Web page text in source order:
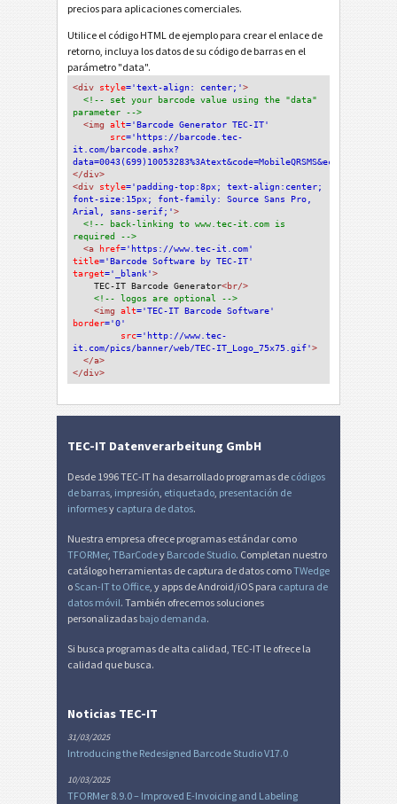
precios para aplicaciones comerciales.
Utilice el código HTML de ejemplo para crear el enlace de
retorno, incluya los datos de su código de barras en el
parámetro "data".
<div style='text-align: center;'>
<!-- set your barcode value using the "data"
parameter -->
<img alt='Barcode Generator TEC-IT'
src='https://barcode.tec-
it.com/barcode.ashx?
data=0043(699)10053283%3Atext&code=MobileQRSMS&eclevel=L'
</div>
<div style='padding-top:8px; text-align:center;
font-size:15px; font-family: Source Sans Pro,
Arial, sans-serif;'>
<!-- back-linking to www.tec-it.com is
required -->
<a href='https://www.tec-it.com'
title='Barcode Software by TEC-IT'
target='_blank'>
TEC-IT Barcode Generator<br/>
<!-- logos are optional -->
<img alt='TEC-IT Barcode Software'
border='0'
src='http://www.tec-
it.com/pics/banner/web/TEC-IT_Logo_75x75.gif'>
</a>
</div>
TEC-IT Datenverarbeitung GmbH
Desde 1996 TEC-IT ha desarrollado programas de códigos
de barras impresión etiquetado presentación de
informesy captura de datos.
Nuestra empresa ofrece programas estándar como
TFORMer, TBarCodey Barcode Studio. Completan nuestro
catálogo herramientas de captura de datos comoTWedge
o Scan-IT to Office , y apps de Android/iOS para captura de
datos móvil. También ofrecemos soluciones
personalizadas bajo demanda.
Si busca programas de alta calidad, TEC-IT le ofrece la
calidad que busca.
Noticias TEC-IT
31/03/2025
Introducing the Redesigned Barcode Studio V17.0
10/03/2025
TFORMer 8.9.0 – Improved E-Invoicing and Labeling